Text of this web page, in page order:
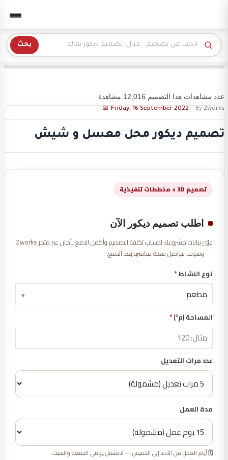
عدد مشاهدات هذا التصميم 12,016 مشاهدة
Friday, 16 September 2022 By Zworks
تصميم ديكور محل معسل و شيش
تصميم 3D + مخططات تنفيذية
اطلب تصميم ديكور الآن
عبّئ بيانات مشروعك لحساب تكلفة التصميم وأكمل الدفع بأمان عبر متجر Zworks
— وسوف نتواصل معك مباشرة بعد الدفع.
نوع النشاط*
▾
المساحة (م²) *
عدد مرات التعديل
مدة العمل
🗓️ أيام العمل من الأحد إلى الخميس — لا تشمل يومي الجمعة والسبت.
بحث